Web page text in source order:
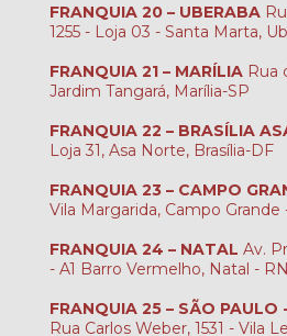
FRANQUIA 20 – UBERABA
1255 - Loja 03 - Santa Marta,
FRANQUIA 21 – MARÍLIA Rua
Jardim Tangará, Marília-SP
FRANQUIA 22 – BRASÍLIA
Loja 31, Asa Norte, Brasília-DF
FRANQUIA 23 – CAMPO
Vila Margarida, Campo Grande
FRANQUIA 24 – NATAL Av.
- A1 Barro Vermelho, Natal - RN
FRANQUIA 25 – SÃO
Rua Carlos Weber, 1531 - Vila